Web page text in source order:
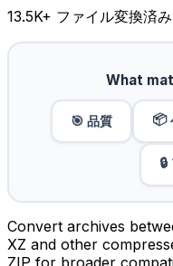
13.5K+ ファイル変換済み
What
🎯 品質 📦
Convert archives
XZ and other